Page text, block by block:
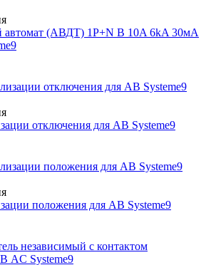
автомат (АВДТ) 1P+N B 10A 6kA 30мА
отключения для АВ Systeme9
положения для АВ Systeme9